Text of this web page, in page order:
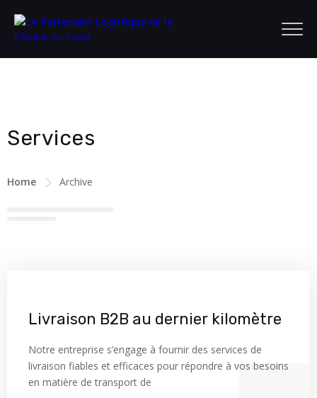
Services
Home Archive
Livraison B2B au dernier kilomètre
Notre entreprise s’engage à fournir des services de
livraison fiables et efficaces pour répondre à vos besoins
en matière de transport de